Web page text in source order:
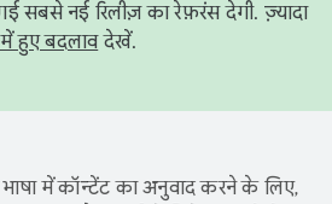
सबसे नई रिलीज़ का रेफ़रंस देगी. ज़्यादा
हुए बदलावदेखें.
में कॉन्टेंट का अनुवाद करने के लिए,